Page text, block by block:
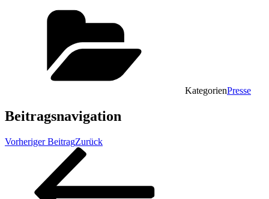
KategorienPresse
Beitragsnavigation
Vorheriger BeitragZurück